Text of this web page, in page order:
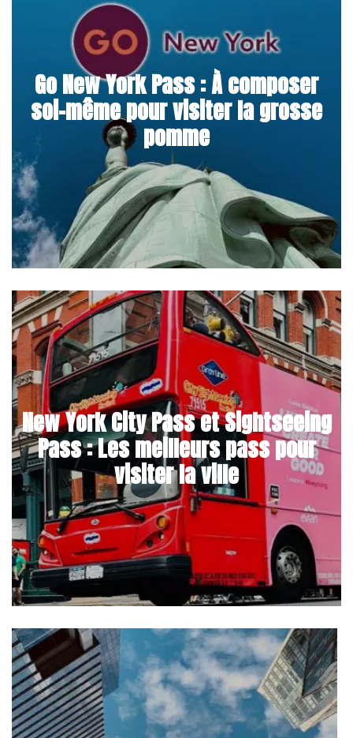
Go New York Pass : À composer
soi-même pour visiter la grosse
pomme
New York City Pass et Sightseeing
Pass : Les meilleurs pass pour
visiter la ville